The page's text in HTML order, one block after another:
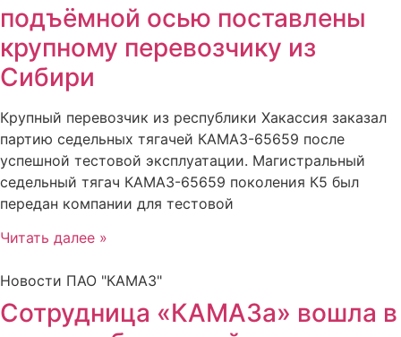
подъёмной осью поставлены
крупному перевозчику из
Сибири
Крупный перевозчик из республики Хакассия заказал
партию седельных тягачей КАМАЗ-65659 после
успешной тестовой эксплуатации. Магистральный
седельный тягач КАМАЗ-65659 поколения К5 был
передан компании для тестовой
Читать далее »
Новости ПАО "КАМАЗ"
Сотрудница «КАМАЗа» вошла в